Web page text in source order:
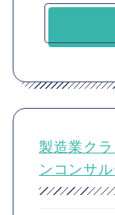
製造業ク
ンコンサ